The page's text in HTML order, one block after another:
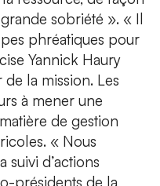
sobriété ». « Il
phréatiques pour
Yannick Haury
la mission. Les
à mener une
de gestion
« Nous
d’actions
présidents de la